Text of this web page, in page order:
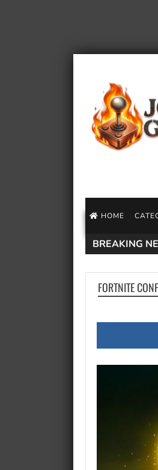
HOME
BREAKING
FORTNITE